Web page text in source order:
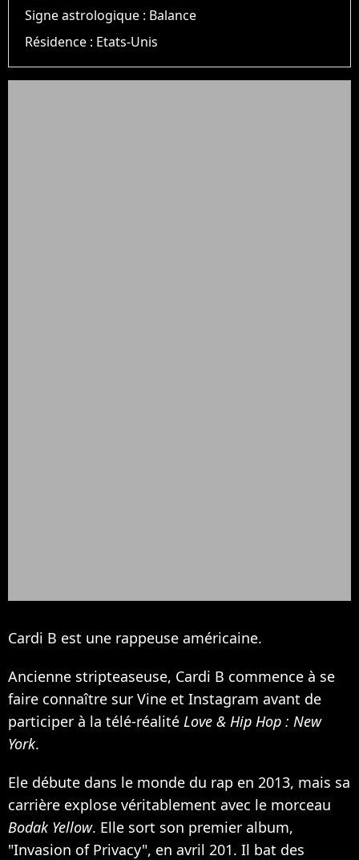
Signe astrologique : Balance
Résidence : Etats-Unis
Cardi B est une rappeuse américaine.
Ancienne stripteaseuse, Cardi B commence à se
faire connaître sur Vine et Instagram avant de
participer à la télé-réalité Love & Hip Hop : New
York.
Ele débute dans le monde du rap en 2013, mais sa
carrière explose véritablement avec le morceau
Bodak Yellow. Elle sort son premier album,
"Invasion of Privacy", en avril 201. Il bat des